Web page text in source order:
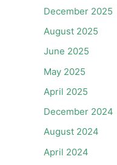
December 2025
August 2025
June 2025
May 2025
April 2025
December 2024
August 2024
April 2024